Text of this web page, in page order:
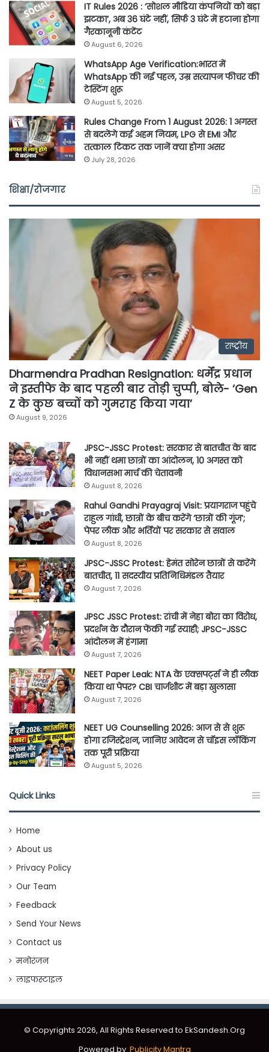
IT Rules 2026 : ‘सोशल मीडिया कंपनियों को बड़ा
झटका’, अब 36 घंटे नहीं, सिर्फ 3 घंटे में हटाना होगा
गैरकानूनी कंटेंट
August 6, 2026
WhatsApp Age Verification:भारत में
WhatsApp की नई पहल, उम्र सत्यापन फीचर की
टेस्टिंग शुरू
August 5, 2026
Rules Change From 1 August 2026: 1 अगस्त
से बदलेंगे कई अहम नियम, LPG से EMI और
तत्काल टिकट तक जानें क्या होगा असर
July 28, 2026
शिक्षा/रोजगार
राष्ट्रीय
Dharmendra Pradhan Resignation: धर्मेंद्र प्रधान
ने इस्तीफे के बाद पहली बार तोड़ी चुप्पी, बोले- ‘Gen
Z के कुछ बच्चों को गुमराह किया गया’
August 9, 2026
JPSC-JSSC Protest: सरकार से बातचीत के बाद
भी नहीं थमा छात्रों का आंदोलन, 10 अगस्त को
विधानसभा मार्च की चेतावनी
August 8, 2026
Rahul Gandhi Prayagraj Visit: प्रयागराज पहुंचे
राहुल गांधी, छात्रों के बीच करेंगे ‘छात्रों की गूंज’;
पेपर लीक और भर्तियों पर सरकार से सवाल
August 8, 2026
JPSC-JSSC Protest: हेमंत सोरेन छात्रों से करेंगे
बातचीत, 11 सदस्यीय प्रतिनिधिमंडल तैयार
August 7, 2026
JPSC JSSC Protest: रांची में नेहा बोरा का विरोध,
प्रदर्शन के दौरान फेंकी गई स्याही; JPSC-JSSC
आंदोलन में हंगामा
August 7, 2026
NEET Paper Leak: NTA के एक्सपर्ट्स ने ही लीक
किया था पेपर? CBI चार्जशीट में बड़ा खुलासा
August 7, 2026
NEET UG Counselling 2026: आज से से शुरू
होगा रजिस्ट्रेशन, जानिए आवेदन से चॉइस लॉकिंग
तक पूरी प्रक्रिया
August 5, 2026
Quick Links
Home
About us
Privacy Policy
Our Team
Feedback
Send Your News
Contact us
मनोरंजन
लाइफस्टाइल
© Copyrights 2026, All Rights Reserved to EkSandesh.Org
Powered by Publicity Mantra